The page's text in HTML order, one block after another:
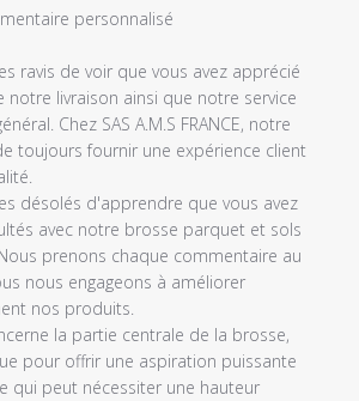
personnalisé
ravis de voir que vous avez apprécié
notre livraison ainsi que notre service
Chez SAS A.M.S FRANCE, notre
toujours fournir une expérience client
désolés d'apprendre que vous avez
avec notre brosse parquet et sols
prenons chaque commentaire au
nous engageons à améliorer
nos produits.
la partie centrale de la brosse,
pour offrir une aspiration puissante
qui peut nécessiter une hauteur